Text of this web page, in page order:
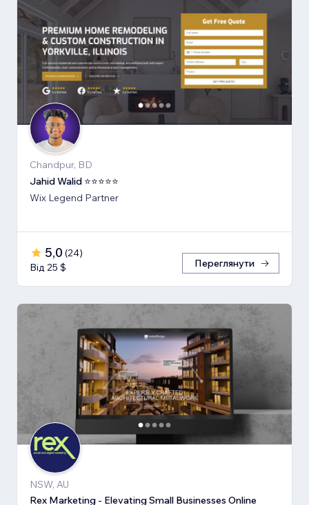
Chandpur, BD
Jahid Walid ⭐⭐⭐⭐⭐
Wix Legend Partner
5,0 (24)
Від 25 $
Переглянути
NSW, AU
Rex Marketing - Elevating Small Businesses Online